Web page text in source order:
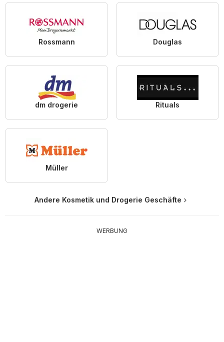
Rossmann Douglas
dm drogerie Rituals
Müller
Andere Kosmetik und Drogerie Geschäfte
WERBUNG